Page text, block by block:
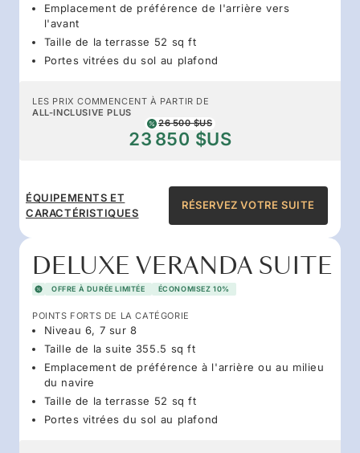
Emplacement de préférence de l'arrière vers
l'avant
Taille de la terrasse 52 sq ft
Portes vitrées du sol au plafond
LES PRIX COMMENCENT À PARTIR DE
ALL-INCLUSIVE PLUS
26 500 $US
23 850 $US
ÉQUIPEMENTS ET
CARACTÉRISTIQUES
RÉSERVEZ VOTRE SUITE
DELUXE VERANDA SUITE
OFFRE À DURÉE LIMITÉE ÉCONOMISEZ 10%
POINTS FORTS DE LA CATÉGORIE
Niveau 6, 7 sur 8
Taille de la suite 355.5 sq ft
Emplacement de préférence à l'arrière ou au milieu
du navire
Taille de la terrasse 52 sq ft
Portes vitrées du sol au plafond